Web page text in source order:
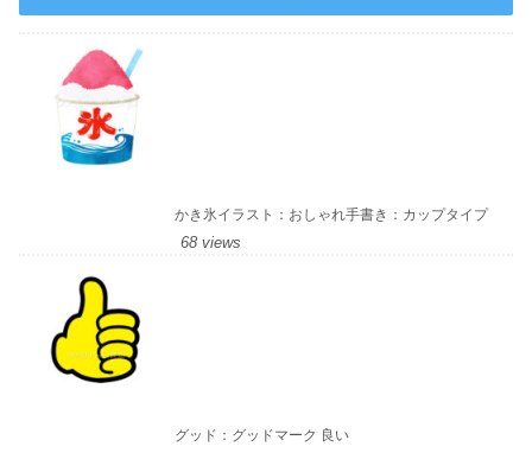
かき氷イラスト：おしゃれ手書き：カップタイプ
68 views
グッド：グッドマーク 良い